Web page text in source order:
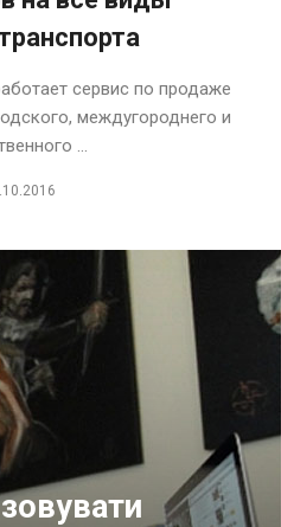
сервис по продаже
междугороднего и
...